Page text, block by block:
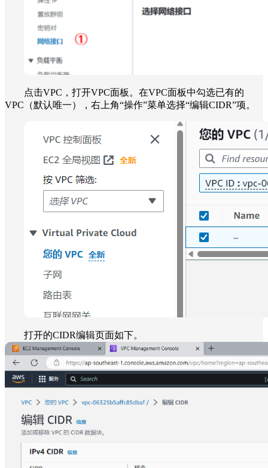
点击VPC，打开VPC面板。在VPC面板中勾选已有的
VPC（默认唯一），右上角“操作”菜单选择“编辑CIDR”项。
打开的CIDR编辑页面如下。